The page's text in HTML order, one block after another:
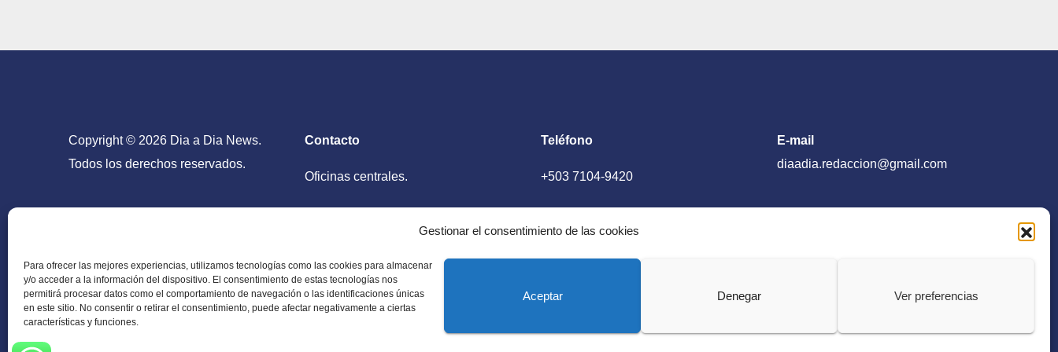
Gestionar el consentimiento de las cookies
Para ofrecer las mejores experiencias, utilizamos tecnologías como las cookies para almacenar
y/o acceder a la información del dispositivo. El consentimiento de estas tecnologías nos
permitirá procesar datos como el comportamiento de navegación o las identificaciones únicas
en este sitio. No consentir o retirar el consentimiento, puede afectar negativamente a ciertas
características y funciones.
Aceptar Denegar Ver preferencias
Copyright © 2026 Dia a Dia News.
Todos los derechos reservados.
Contacto
Oficinas centrales.
Teléfono
+503 7104-9420
E-mail
diaadia.redaccion@gmail.com
Periódico Digital en El Salvador, Centroamérica y Estados Unidos. Amplia